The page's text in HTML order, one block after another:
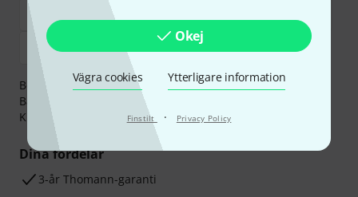
Okej
Vägra cookies Ytterligare information
Finstilt · Privacy Policy
Betalningen kan göras tryggt och säkert med
Banköverföring, PayPal,
Kreditkort.
Dina fördelar
3-år Thomann-garanti